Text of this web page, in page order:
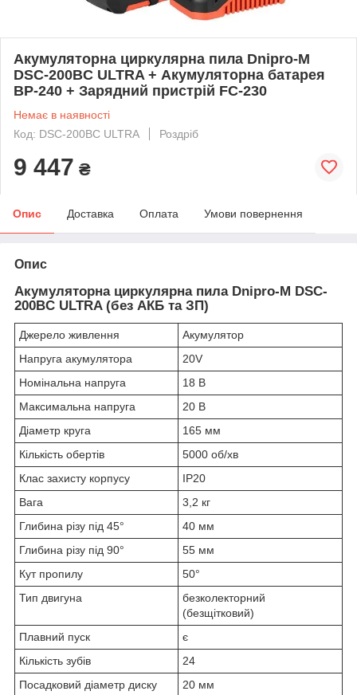
Акумуляторна циркулярна пила Dnipro-M
DSC-200BC ULTRA + Акумуляторна батарея
BP-240 + Зарядний пристрій FC-230
Немає в наявності
Код: DSC-200BC ULTRA
Роздріб
9 447 ₴
Опис Доставка Оплата Умови повернення
Опис
Акумуляторна циркулярна пила Dnipro-M DSC-
200BC ULTRA (без АКБ та ЗП)
Джерело живлення
Акумулятор
Напруга акумулятора
20V
Номінальна напруга
18 В
Максимальна напруга
20 В
Діаметр круга
165 мм
Кількість обертів
5000 об/хв
Клас захисту корпусу
IP20
Вага
3,2 кг
Глибина різу під 45°
40 мм
Глибина різу під 90°
55 мм
Кут пропилу
50°
Тип двигуна
безколекторний
(безщітковий)
Плавний пуск
є
Кількість зубів
24
Посадковий діаметр диску
20 мм